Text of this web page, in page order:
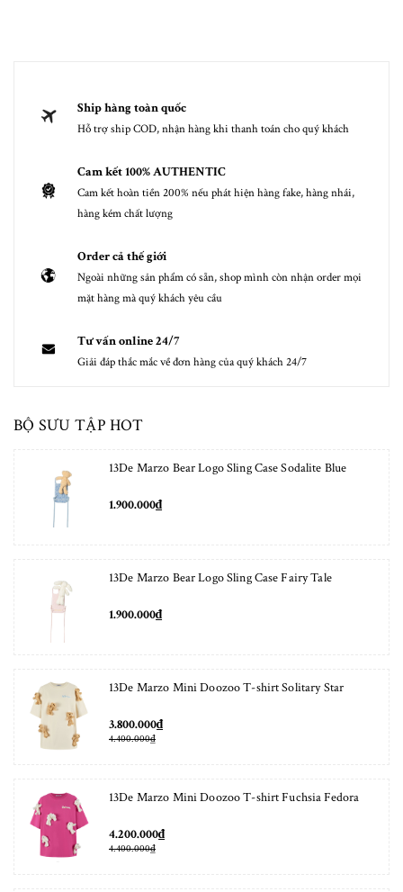
Ship hàng toàn quốc
Hỗ trợ ship COD, nhận hàng khi thanh toán cho quý khách
Cam kết 100% AUTHENTIC
Cam kết hoàn tiền 200% nếu phát hiện hàng fake, hàng nhái,
hàng kém chất lượng
Order cả thế giới
Ngoài những sản phẩm có sẵn, shop mình còn nhận order mọi
mặt hàng mà quý khách yêu cầu
Tư vấn online 24/7
Giải đáp thắc mắc về đơn hàng của quý khách 24/7
BỘ SƯU TẬP HOT
13De Marzo Bear Logo Sling Case Sodalite Blue
1.900.000₫
13De Marzo Bear Logo Sling Case Fairy Tale
1.900.000₫
13De Marzo Mini Doozoo T-shirt Solitary Star
3.800.000₫
4.400.000₫
13De Marzo Mini Doozoo T-shirt Fuchsia Fedora
4.200.000₫
4.400.000₫